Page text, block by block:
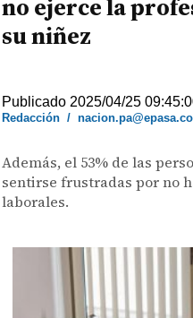
no ejerce la
su niñez
Publicado 2025/04/25
Redacción /
Además, el 53% de las
sentirse frustradas por no
laborales.